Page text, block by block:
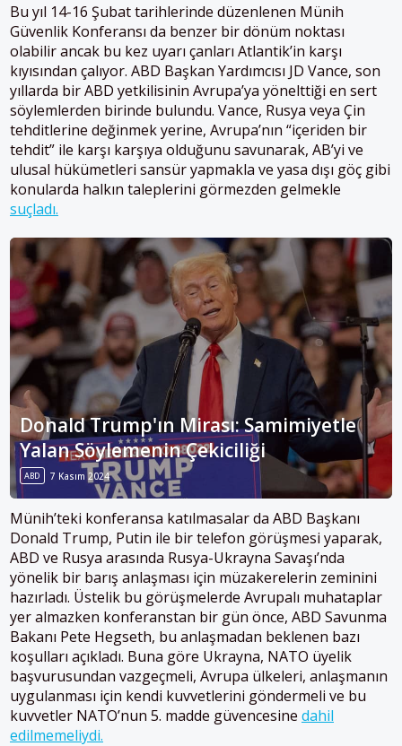
Bu yıl 14-16 Şubat tarihlerinde düzenlenen Münih
Güvenlik Konferansı da benzer bir dönüm noktası
olabilir ancak bu kez uyarı çanları Atlantik’in karşı
kıyısından çalıyor. ABD Başkan Yardımcısı JD Vance, son
yıllarda bir ABD yetkilisinin Avrupa’ya yönelttiği en sert
söylemlerden birinde bulundu. Vance, Rusya veya Çin
tehditlerine değinmek yerine, Avrupa’nın “içeriden bir
tehdit” ile karşı karşıya olduğunu savunarak, AB’yi ve
ulusal hükümetleri sansür yapmakla ve yasa dışı göç gibi
konularda halkın taleplerini görmezden gelmekle
suçladı.
Donald Trump'ın Mirası: Samimiyetle
Yalan Söylemenin Çekiciliği
ABD 7 Kasım 2024
Münih’teki konferansa katılmasalar da ABD Başkanı
Donald Trump, Putin ile bir telefon görüşmesi yaparak,
ABD ve Rusya arasında Rusya-Ukrayna Savaşı’nda
yönelik bir barış anlaşması için müzakerelerin zeminini
hazırladı. Üstelik bu görüşmelerde Avrupalı muhataplar
yer almazken konferanstan bir gün önce, ABD Savunma
Bakanı Pete Hegseth, bu anlaşmadan beklenen bazı
koşulları açıkladı. Buna göre Ukrayna, NATO üyelik
başvurusundan vazgeçmeli, Avrupa ülkeleri, anlaşmanın
uygulanması için kendi kuvvetlerini göndermeli ve bu
kuvvetler NATO’nun 5. madde güvencesine dahil
edilmemeliydi.